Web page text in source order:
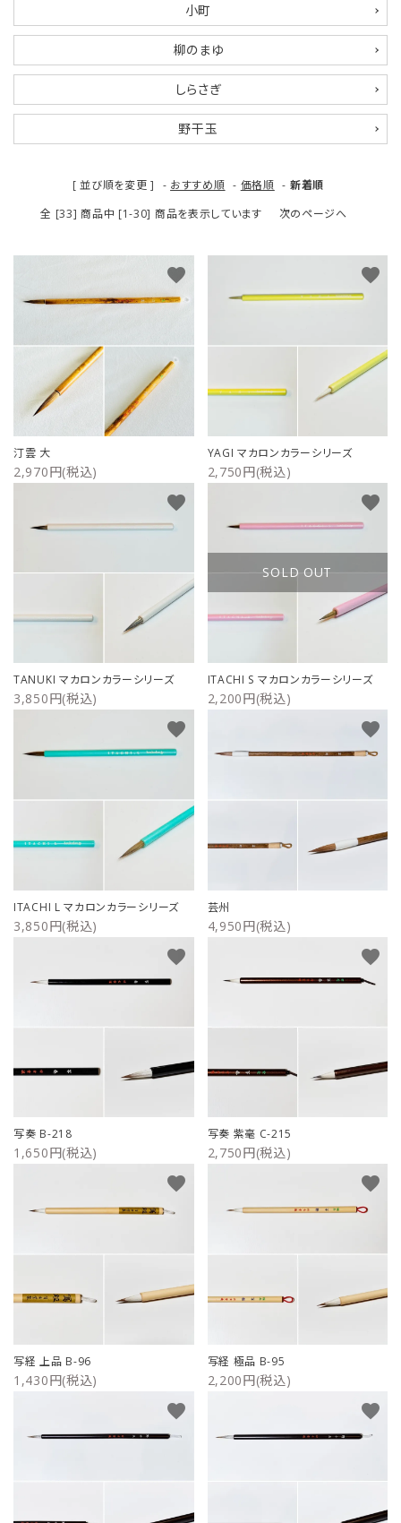
小町
柳のまゆ
しらさぎ
野干玉
[ 並び順を変更 ] - おすすめ順 - 価格順 - 新着順
全 [33] 商品中 [1-30] 商品を表示しています
次のページへ
汀雲 大
2,970円(税込)
favorite
YAGI マカロンカラーシリーズ
2,750円(税込)
favorite
TANUKI マカロンカラーシリーズ
3,850円(税込)
favorite
SOLD OUT
ITACHI S マカロンカラーシリーズ
2,200円(税込)
favorite
ITACHI L マカロンカラーシリーズ
3,850円(税込)
favorite
芸州
4,950円(税込)
favorite
写奏 B-218
1,650円(税込)
favorite
写奏 紫毫 C-215
2,750円(税込)
favorite
写経 上品 B-96
1,430円(税込)
favorite
写経 極品 B-95
2,200円(税込)
favorite
favorite favorite